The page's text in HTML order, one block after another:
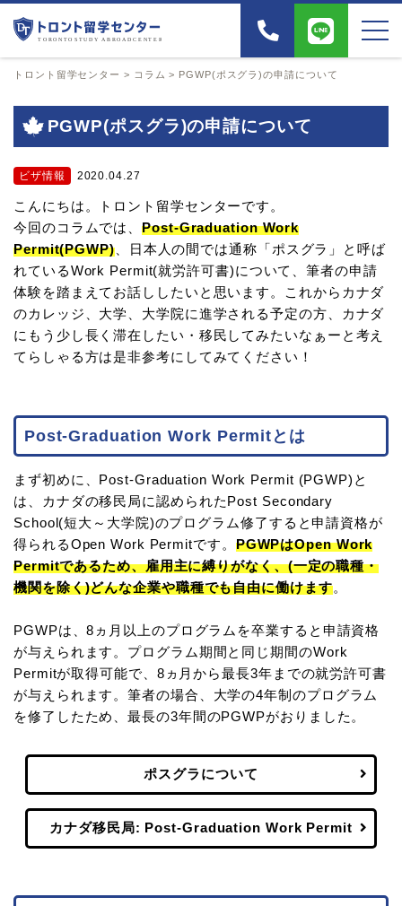
トロント留学センター > コラム > PGWP(ポスグラ)の申請について
PGWP(ポスグラ)の申請について
ビザ情報 2020.04.27
こんにちは。トロント留学センターです。
今回のコラムでは、Post-Graduation Work
Permit(PGWP)、日本人の間では通称「ポスグラ」と呼ば
れているWork Permit(就労許可書)について、筆者の申請
体験を踏まえてお話ししたいと思います。これからカナダ
のカレッジ、大学、大学院に進学される予定の方、カナダ
にもう少し長く滞在したい・移民してみたいなぁーと考え
てらしゃる方は是非参考にしてみてください！
Post-Graduation Work Permitとは
まず初めに、Post-Graduation Work Permit (PGWP)と
は、カナダの移民局に認められたPost Secondary
School(短大～大学院)のプログラム修了すると申請資格が
得られるOpen Work Permitです。 PGWPはOpen Work
Permitであるため、雇用主に縛りがなく、(一定の職種・
機関を除く)どんな企業や職種でも自由に働けます。
PGWPは、8ヵ月以上のプログラムを卒業すると申請資格
が与えられます。プログラム期間と同じ期間のWork
Permitが取得可能で、8ヵ月から最長3年までの就労許可書
が与えられます。筆者の場合、大学の4年制のプログラム
を修了したため、最長の3年間のPGWPがおりました。
ポスグラについて
カナダ移民局: Post-Graduation Work Permit